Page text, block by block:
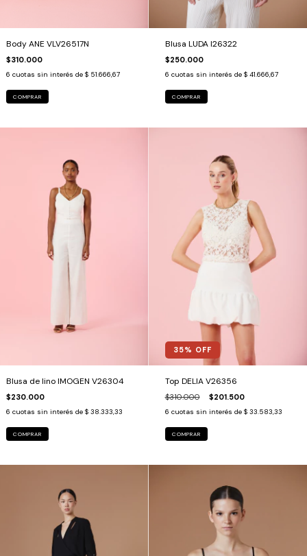
Body ANE VLV26517N
$310.000
6 cuotas sin interés de $ 51.666,67
COMPRAR
Blusa LUDA I26322
$250.000
6 cuotas sin interés de $ 41.666,67
COMPRAR
Blusa de lino IMOGEN V26304
$230.000
6 cuotas sin interés de $ 38.333,33
COMPRAR
35% OFF
Top DELIA V26356
$310.000 $201.500
6 cuotas sin interés de $ 33.583,33
COMPRAR